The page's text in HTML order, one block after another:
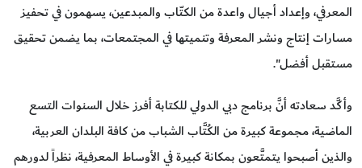
المعرفي، وإعداد أجيال واعدة من الكتّاب والمبدعين، يسهمون في تحفيز
مسارات إنتاج ونشر المعرفة وتنميتها في المجتمعات، بما يضمن تحقيق
مستقبل أفضل".
وأكَّد سعادته أنَّ برنامج دبي الدولي للكتابة أفرز خلال السنوات التسع
الماضية، مجموعة كبيرة من الكُتَّاب الشباب من كافة البلدان العربية،
والذين أصبحوا يتمتَّعون بمكانة كبيرة في الأوساط المعرفية، نظراً لدورهم